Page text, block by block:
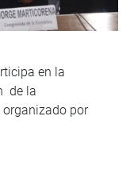
en la
de la
organizado por